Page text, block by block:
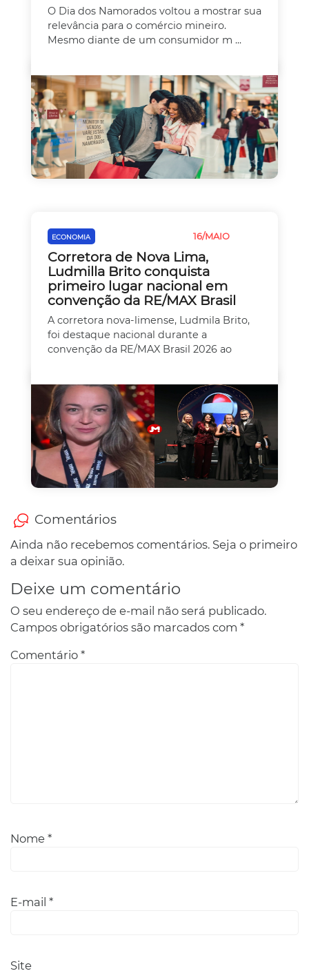
O Dia dos Namorados voltou a mostrar sua
relevância para o comércio mineiro.
Mesmo diante de um consumidor m ...
ECONOMIA 16/MAIO
Corretora de Nova Lima,
Ludmilla Brito conquista
primeiro lugar nacional em
convenção da RE/MAX Brasil
A corretora nova-limense, Ludmila Brito,
foi destaque nacional durante a
convenção da RE/MAX Brasil 2026 ao
Comentários
Ainda não recebemos comentários. Seja o primeiro
a deixar sua opinião.
Deixe um comentário
O seu endereço de e-mail não será publicado.
Campos obrigatórios são marcados com *
Comentário *
Nome *
E-mail *
Site